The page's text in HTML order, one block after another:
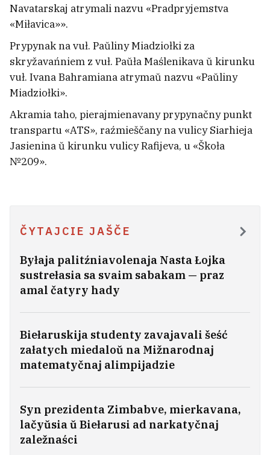
Navatarskaj atrymali nazvu «Pradpryjemstva
«Miłavica»».
Prypynak na vuł. Paŭliny Miadziołki za
skryžavańniem z vuł. Paŭła Maślenikava ŭ kirunku
vuł. Ivana Bahramiana atrymaŭ nazvu «Paŭliny
Miadziołki».
Akramia taho, pierajmienavany prypynačny punkt
transpartu «ATS», raźmieščany na vulicy Siarhieja
Jasienina ŭ kirunku vulicy Rafijeva, u «Škoła
№209».
ČYTAJCIE JAŠČE
Byłaja palitźniavolenaja Nasta Łojka
sustrełasia sa svaim sabakam — praz
amal čatyry hady
Biełaruskija studenty zavajavali šeść
załatych miedaloŭ na Mižnarodnaj
matematyčnaj alimpijadzie
Syn prezidenta Zimbabve, mierkavana,
lačyŭsia ŭ Biełarusi ad narkatyčnaj
zaležnaści
Łukašenka aburyŭsia jakaściu
tavaraŭ u viaskovych kramach:
Praterminoŭka i tuchlacina!
25
U Barysavie maci ledź nie patanuła na
vačach traich dziaciej
«Pry +30 niemahčyma adkryć vokny».
Žodzincy skardziacca: u horadzie
śmiardzić haŭnom
12